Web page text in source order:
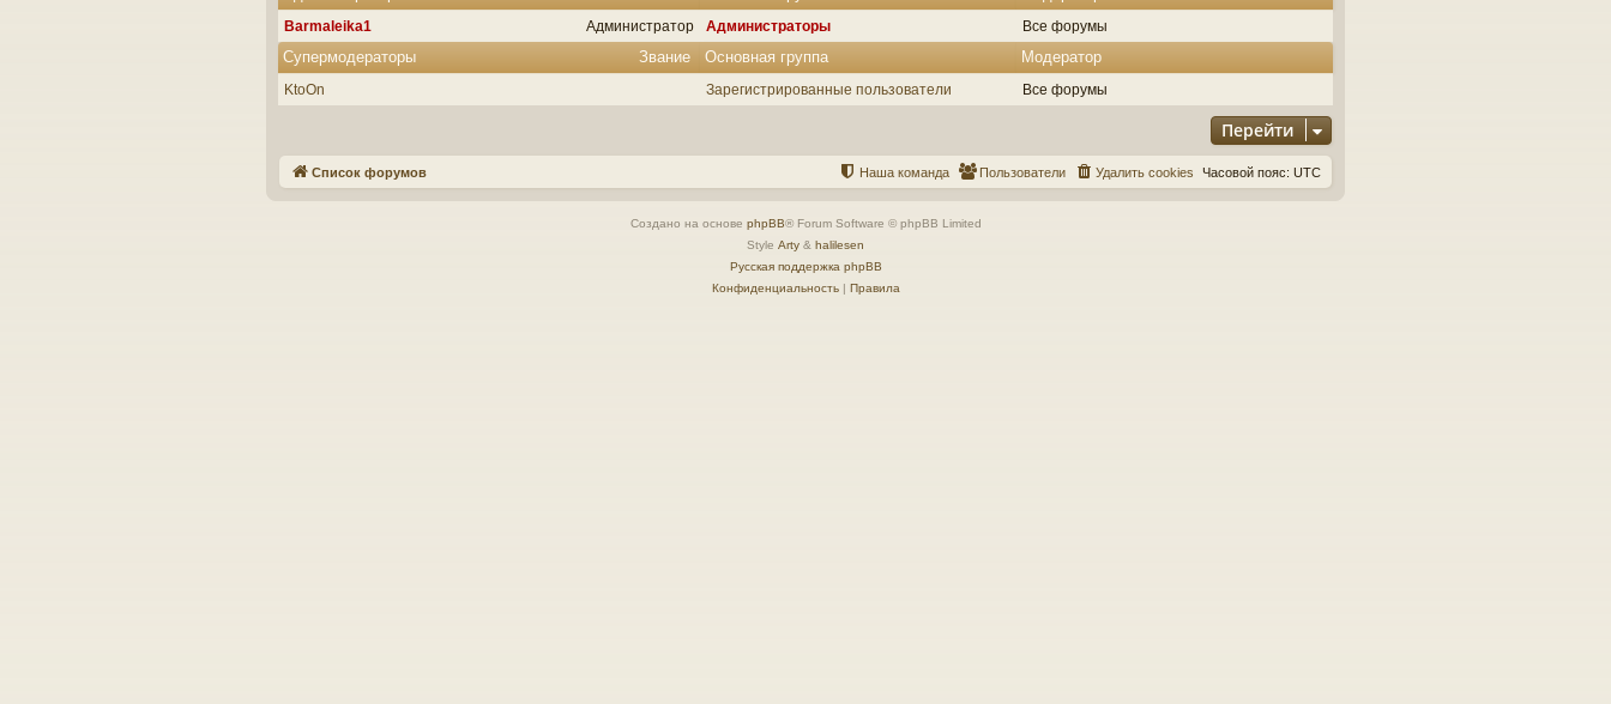
Администратор
Barmaleika1 Администраторы Все форумы
Звание
Супермодераторы Основная группа Модератор
KtoOn Зарегистрированные пользователи Все форумы
Перейти
Список форумов Часовой пояс: UTC
Удалить cookies
Пользователи
Наша команда
Создано на основе phpBB® Forum Software © phpBB Limited
Style Arty & halilesen
Русская поддержка phpBB
Конфиденциальность| Правила